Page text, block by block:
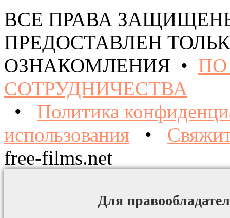
ВСЕ ПРАВА
ПРЕДОСТАВЛЕН
ОЗНАКОМЛЕНИЯ •
СОТРУДНИЧЕСТВА
• Политика
использования •
free-films.net
Для